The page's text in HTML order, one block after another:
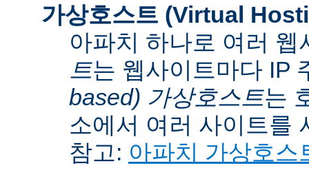
가상호스트 (Virtual
아파치 하나로 여러
트는 웹사이트마다 IP
based) 가상호스트는
소에서 여러 사이트를
참고: 아파치 가상호스